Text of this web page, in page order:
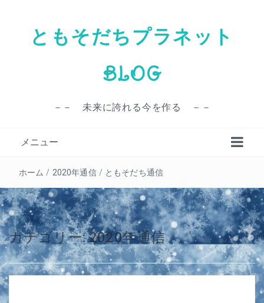
ともそだちプラネット
BLOG
－－ 未来に誇れる今を作る －－
メニュー
ホーム / 2020年通信 / ともそだち通信
カテゴリー:2020年通信